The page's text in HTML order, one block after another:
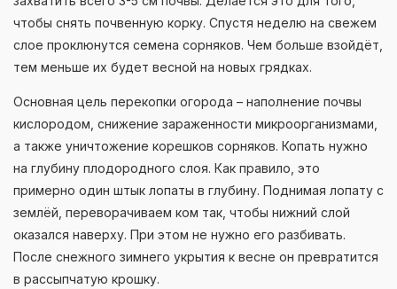
чтобы снять почвенную корку. Спустя неделю на свежем
слое проклюнутся семена сорняков. Чем больше взойдёт,
тем меньше их будет весной на новых грядках.
Основная цель перекопки огорода – наполнение почвы
кислородом, снижение зараженности микроорганизмами,
а также уничтожение корешков сорняков. Копать нужно
на глубину плодородного слоя. Как правило, это
примерно один штык лопаты в глубину. Поднимая лопату с
землёй, переворачиваем ком так, чтобы нижний слой
оказался наверху. При этом не нужно его разбивать.
После снежного зимнего укрытия к весне он превратится
в рассыпчатую крошку.